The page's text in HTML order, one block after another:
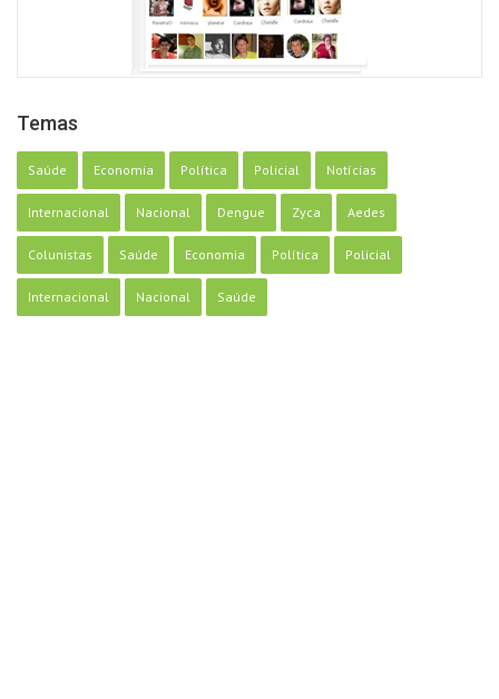
Temas
Saúde Economia Política Policial Notícias
Internacional Nacional Dengue Zyca Aedes
Colunistas Saúde Economia Política Policial
Internacional Nacional Saúde